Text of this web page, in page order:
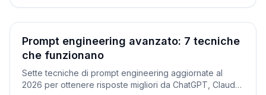
Tutorial
Prompt engineering avanzato: 7 tecniche
che funzionano
Sette tecniche di prompt engineering aggiornate al
2026 per ottenere risposte migliori da ChatGPT, Claude